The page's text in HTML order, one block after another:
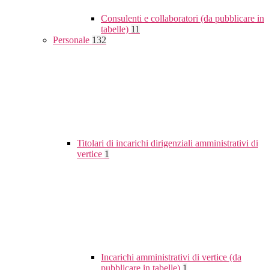
Consulenti e collaboratori (da pubblicare in
tabelle) 11
Personale 132
Titolari di incarichi dirigenziali amministrativi di
vertice 1
Incarichi amministrativi di vertice (da